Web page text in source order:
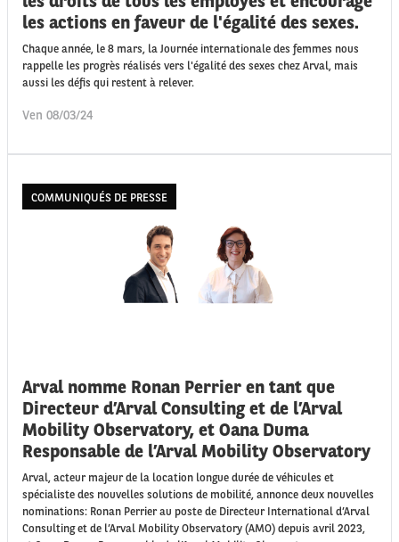
les actions en faveur de l'égalité des sexes.
Chaque année, le 8 mars, la Journée internationale des femmes nous
rappelle les progrès réalisés vers l'égalité des sexes chez Arval, mais
aussi les défis qui restent à relever.
Ven 08/03/24
COMMUNIQUÉS DE PRESSE
Arval nomme Ronan Perrier en tant que
Directeur d’Arval Consulting et de l’Arval
Mobility Observatory, et Oana Duma
Responsable de l’Arval Mobility Observatory
Arval, acteur majeur de la location longue durée de véhicules et
spécialiste des nouvelles solutions de mobilité, annonce deux nouvelles
nominations: Ronan Perrier au poste de Directeur International d’Arval
Consulting et de l’Arval Mobility Observatory (AMO) depuis avril 2023,